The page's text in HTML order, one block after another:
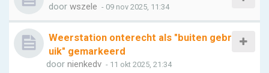
door wszele - 09 nov 2025, 11:34
Weerstation onterecht als "buiten gebr
uik" gemarkeerd
door nienkedv - 11 okt 2025, 21:34